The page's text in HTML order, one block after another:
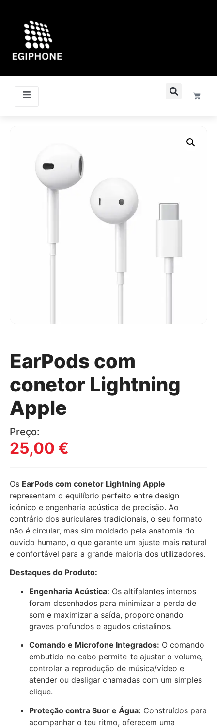
EarPods com
conetor Lightning
Apple
Preço:
25,00 €
Os EarPods com conetor Lightning Apple
representam o equilíbrio perfeito entre design
icónico e engenharia acústica de precisão. Ao
contrário dos auriculares tradicionais, o seu formato
não é circular, mas sim moldado pela anatomia do
ouvido humano, o que garante um ajuste mais natural
e confortável para a grande maioria dos utilizadores.
Destaques do Produto:
Engenharia Acústica: Os altifalantes internos
foram desenhados para minimizar a perda de
som e maximizar a saída, proporcionando
graves profundos e agudos cristalinos.
Comando e Microfone Integrados: O comando
embutido no cabo permite-te ajustar o volume,
controlar a reprodução de música/vídeo e
atender ou desligar chamadas com um simples
clique.
Proteção contra Suor e Água: Construídos para
acompanhar o teu ritmo, oferecem uma